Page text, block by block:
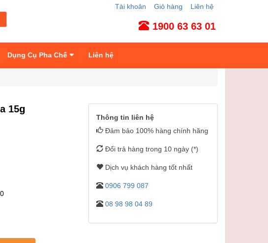
Liên hệ
Giỏ hàng
Tài khoản
1900 63 63 01
Dụng Cụ Pha Chế Liên hệ
15g
Thông tin liên hệ
Đảm bảo 100% hàng chính hãng
Đổi trả hàng trong 10 ngày (*)
Dịch vụ khách hàng tốt nhất
0906 799 087
08 98 98 04 89